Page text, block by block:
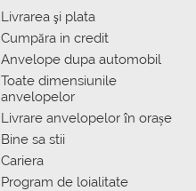
Livrarea şi plata
Сumpăra in credit
Anvelope dupa automobil
Toate dimensiunile
anvelopelor
Livrare anvelopelor în orașe
Bine sa stii
Cariera
Program de loialitate